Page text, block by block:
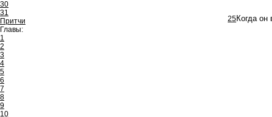
30
31
Притчи
Главы:
1
2
3
4
5
6
7
8
9
10
25Когда